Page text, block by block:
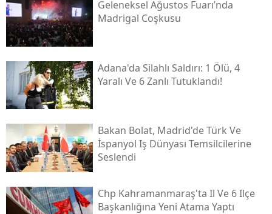
Geleneksel Ağustos Fuarı’nda
Madrigal Coşkusu
Adana'da Silahlı Saldırı: 1 Ölü, 4
Yaralı Ve 6 Zanlı Tutuklandı!
Bakan Bolat, Madrid'de Türk Ve
İspanyol Iş Dünyası Temsilcilerine
Seslendi
Chp Kahramanmaraş'ta Il Ve 6 Ilçe
Başkanlığına Yeni Atama Yaptı